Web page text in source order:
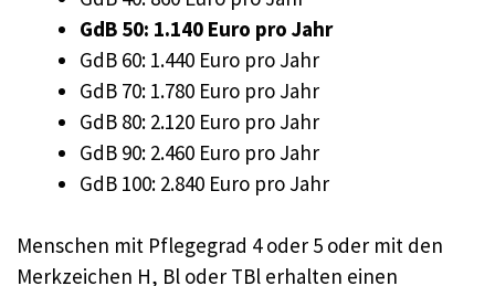
GdB 50: 1.140 Euro pro Jahr
GdB 60: 1.440 Euro pro Jahr
GdB 70: 1.780 Euro pro Jahr
GdB 80: 2.120 Euro pro Jahr
GdB 90: 2.460 Euro pro Jahr
GdB 100: 2.840 Euro pro Jahr
Menschen mit Pflegegrad 4 oder 5 oder mit den
Merkzeichen H, Bl oder TBl erhalten einen